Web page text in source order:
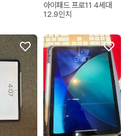
아이패드 프로11 4세대
12.9인치